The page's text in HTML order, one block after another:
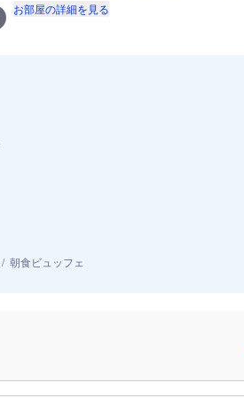
お部屋の詳細を見る
朝食ビュッフェ